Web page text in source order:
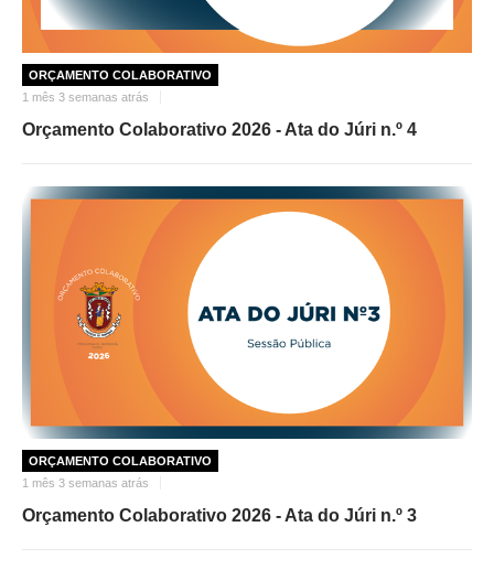
EMPREGO (GIP)
O GABINETE
APOIO AOS DESEMPREGADOS
CONTACTO E HORÁRIO GIP
ORÇAMENTO COLABORATIVO
1 mês 3 semanas atrás
Orçamento Colaborativo 2026 - Ata do Júri n.º 4
ORÇAMENTO COLABORATIVO
1 mês 3 semanas atrás
Orçamento Colaborativo 2026 - Ata do Júri n.º 3